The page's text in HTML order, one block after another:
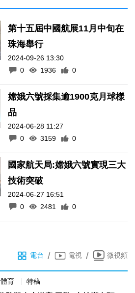
第十五屆中國航展11月中旬在
珠海舉行
2024-09-26 13:30
0
1936 0
嫦娥六號採集逾1900克月球樣
品
2024-06-28 11:27
0
3159 0
國家航天局:嫦娥六號實現三大
技術突破
2024-06-27 16:51
0
2481 0
電台 / 電視 / 微視頻
體育 特稿